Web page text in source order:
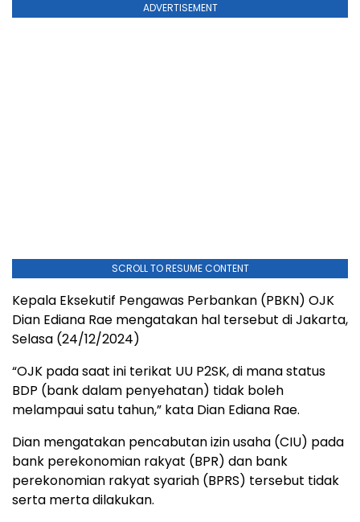
ADVERTISEMENT
SCROLL TO RESUME CONTENT
Kepala Eksekutif Pengawas Perbankan (PBKN) OJK
Dian Ediana Rae mengatakan hal tersebut di Jakarta,
Selasa (24/12/2024)
“OJK pada saat ini terikat UU P2SK, di mana status
BDP (bank dalam penyehatan) tidak boleh
melampaui satu tahun,” kata Dian Ediana Rae.
Dian mengatakan pencabutan izin usaha (CIU) pada
bank perekonomian rakyat (BPR) dan bank
perekonomian rakyat syariah (BPRS) tersebut tidak
serta merta dilakukan.